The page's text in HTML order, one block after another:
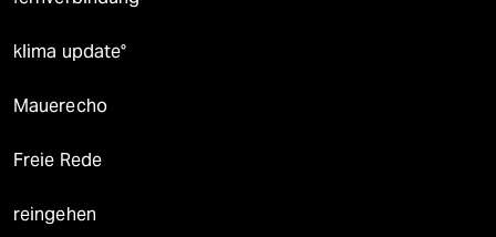
klima update°
Mauerecho
Freie Rede
reingehen